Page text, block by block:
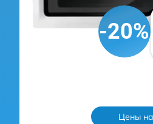
-20%
Цены